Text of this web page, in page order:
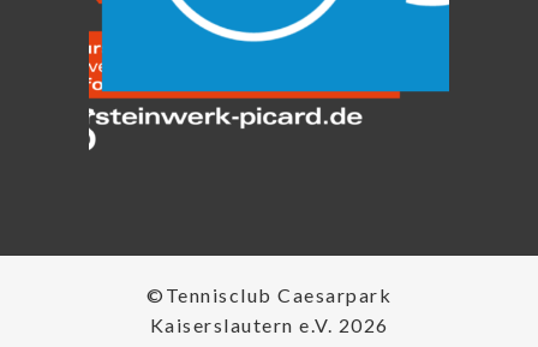
©Tennisclub Caesarpark
Kaiserslautern e.V. 2026